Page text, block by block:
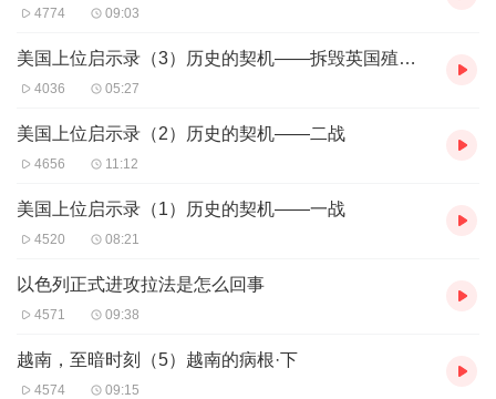
4774 09:03
美国上位启示录（3）历史的契机——拆毁英国殖民地
4036 05:27
美国上位启示录（2）历史的契机——二战
4656 11:12
美国上位启示录（1）历史的契机——一战
4520 08:21
以色列正式进攻拉法是怎么回事
4571 09:38
越南，至暗时刻（5）越南的病根·下
4574 09:15